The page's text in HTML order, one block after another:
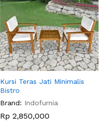
Kursi Teras Jati Minimalis
Bistro
Brand: Indofurnia
Rp 2,850,000